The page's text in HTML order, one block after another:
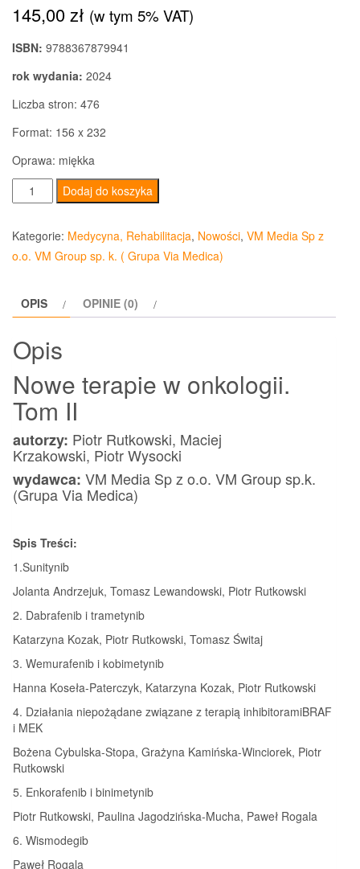
145,00zł (w tym 5% VAT)
ISBN: 9788367879941
rok wydania: 2024
Liczba stron: 476
Format: 156 x 232
Oprawa: miękka
ilość
Nowe
Dodaj do koszyka
Kategorie: Medycyna, Rehabilitacja, Nowości, VM Media Sp z
o.o. VM Group sp. k. ( Grupa Via Medica)
OPIS OPINIE (0)
Opis
Nowe terapie w onkologii.
Tom II
autorzy: Piotr Rutkowski, Maciej
Krzakowski, Piotr Wysocki
wydawca: VM Media Sp z o.o. VM Group sp.k.
(Grupa Via Medica)
Spis Treści:
1.Sunitynib
Jolanta Andrzejuk, Tomasz Lewandowski, Piotr Rutkowski
2. Dabrafenib i trametynib
Katarzyna Kozak, Piotr Rutkowski, Tomasz Świtaj
3. Wemurafenib i kobimetynib
Hanna Koseła-Paterczyk, Katarzyna Kozak, Piotr Rutkowski
4. Działania niepożądane związane z terapią inhibitoramiBRAF
i MEK
Bożena Cybulska-Stopa, Grażyna Kamińska-Winciorek, Piotr
Rutkowski
5. Enkorafenib i binimetynib
Piotr Rutkowski, Paulina Jagodzińska-Mucha, Paweł Rogala
6. Wismodegib
Paweł Rogala